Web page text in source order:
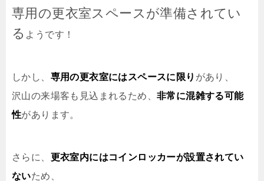
専用の更衣室スペースが準備されてい
る ようです！
しかし、 専用の更衣室にはスペースに限り があり、
沢山の来場客も見込まれるため、 非常に混雑する可能
性があります。
さらに、 更衣室内にはコインロッカーが設置されてい
ないため、